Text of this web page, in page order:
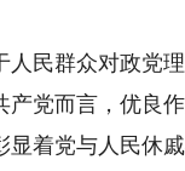
民群众对政党理
党而言，优良
着党与人民休